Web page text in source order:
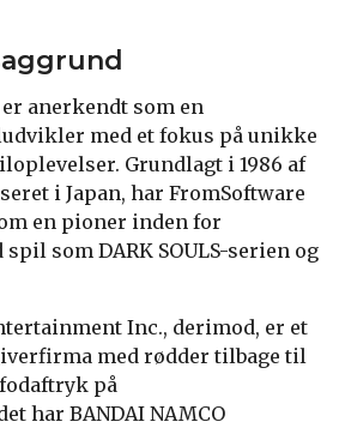
anerkendt som en
med et fokus på unikke
Grundlagt i 1986 af
i Japan, har FromSoftware
en pioner inden for
som DARK SOULS-serien og
Inc., derimod, er et
med rødder tilbage til
på
har BANDAI NAMCO